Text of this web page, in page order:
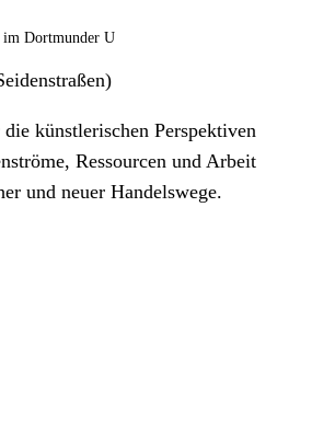
Dortmunder U
künstlerischen Perspektiven
Ressourcen und Arbeit
und neuer Handelswege.